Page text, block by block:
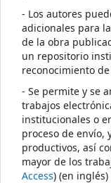
- Los autores
adicionales para
de la obra
un repositorio
reconocimiento
- Se permite y se
trabajos
institucionales o
proceso de envío,
productivos, así
mayor de los
Access) (en inglés)